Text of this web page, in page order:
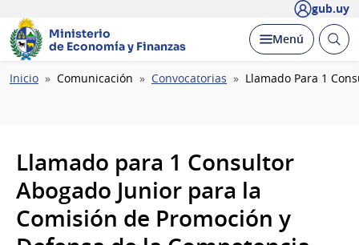
gub.uy
Ministerio
de Economía y Finanzas
Desplegar
Menú Abrir
Ruta
Inicio Comunicación Convocatorias Llamado Para 1
Llamado para 1 Consultor
Abogado Junior para la
Comisión de Promoción y